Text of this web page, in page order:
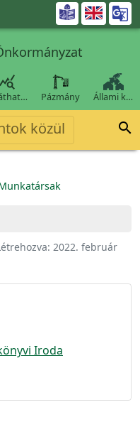


Pázmány Állami k…
közül 
2022. február
Iroda